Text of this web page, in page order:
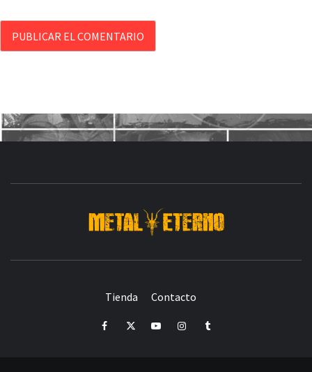
CRÓNICAS DE RECITALES
PRENSA
Tienda Contacto
FacebookTwitterYoutubeInstagramTumblr